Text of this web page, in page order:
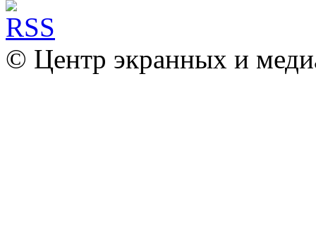
© Центр экранных и